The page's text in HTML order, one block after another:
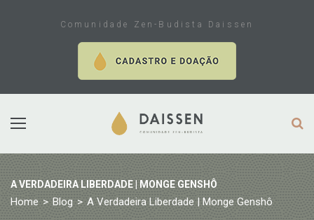
Comunidade Zen-Budista Daissen
A VERDADEIRA LIBERDADE | MONGE GENSHÔ
Home > Blog > A Verdadeira Liberdade | Monge Genshô